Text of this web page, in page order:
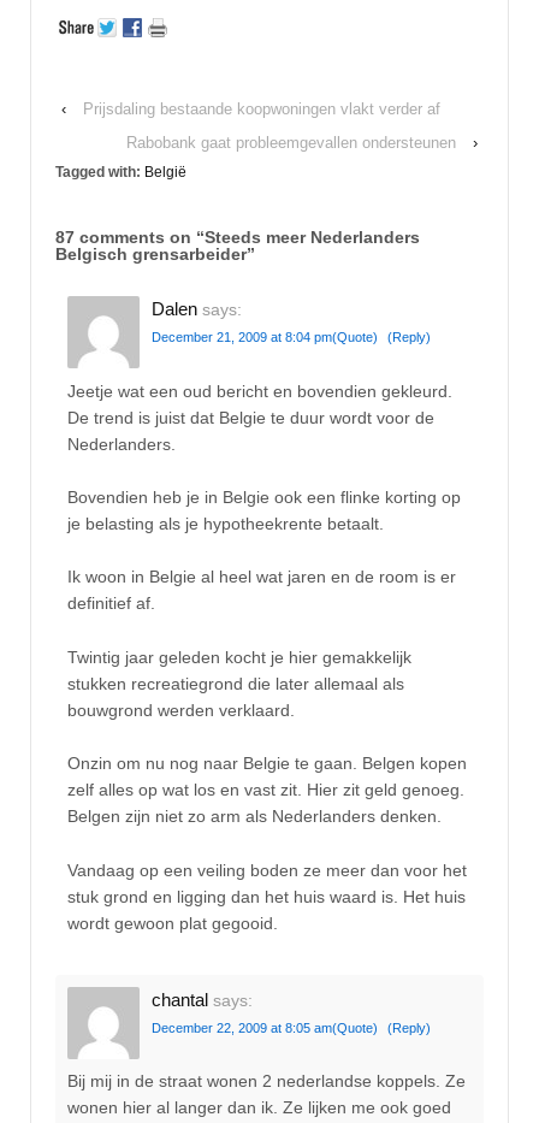
‹
Prijsdaling bestaande koopwoningen vlakt verder af
Rabobank gaat probleemgevallen ondersteunen
›
Tagged with: België
87 comments on “Steeds meer Nederlanders
Belgisch grensarbeider”
Dalen says:
December 21, 2009 at 8:04 pm(Quote) (Reply)
Jeetje wat een oud bericht en bovendien gekleurd.
De trend is juist dat Belgie te duur wordt voor de
Nederlanders.
Bovendien heb je in Belgie ook een flinke korting op
je belasting als je hypotheekrente betaalt.
Ik woon in Belgie al heel wat jaren en de room is er
definitief af.
Twintig jaar geleden kocht je hier gemakkelijk
stukken recreatiegrond die later allemaal als
bouwgrond werden verklaard.
Onzin om nu nog naar Belgie te gaan. Belgen kopen
zelf alles op wat los en vast zit. Hier zit geld genoeg.
Belgen zijn niet zo arm als Nederlanders denken.
Vandaag op een veiling boden ze meer dan voor het
stuk grond en ligging dan het huis waard is. Het huis
wordt gewoon plat gegooid.
chantal says:
December 22, 2009 at 8:05 am(Quote) (Reply)
Bij mij in de straat wonen 2 nederlandse koppels. Ze
wonen hier al langer dan ik. Ze lijken me ook goed